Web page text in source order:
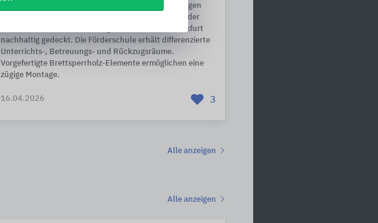
Mit dem Neubau eines freistehenden, zweigeschossigen
Ergänzungsbaus in modularer Holzbauweise wurde der
Raumbedarf der Charles-Hallgarten-Schule in Frankfurt
nachhaltig gedeckt. Die Förderschule erhält differenzierte
Unterrichts-, Betreuungs- und Rückzugsräume.
Vorgefertigte Brettsperrholz-Elemente ermöglichen eine
zügige Montage.
16.04.2026 3
Alle anzeigen
Alle anzeigen